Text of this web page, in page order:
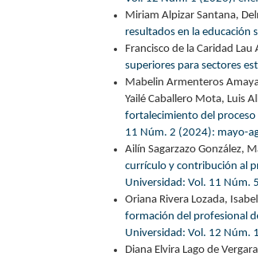
Miriam Alpizar Santana,
resultados en la educación
Francisco de la Caridad Lau
superiores para sectores
Mabelin Armenteros
Yailé Caballero Mota, Luis
fortalecimiento del proceso
11 Núm. 2 (2024): mayo-
Ailín Sagarzazo González,
currículo y contribución al
Universidad: Vol. 11 Núm.
Oriana Rivera Lozada,
formación del profesional
Universidad: Vol. 12 Núm.
Diana Elvira Lago de